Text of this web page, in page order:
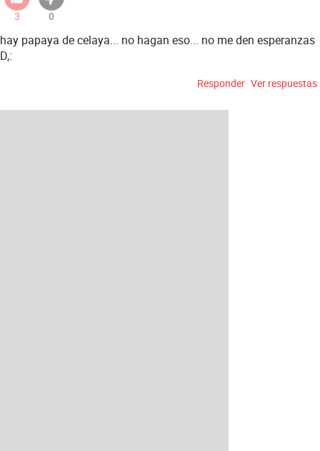
3 0
hay papaya de celaya... no hagan eso... no me den esperanzas
D,:
Responder Ver respuestas